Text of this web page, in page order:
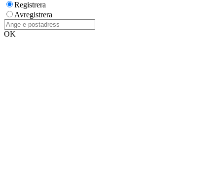
Registrera
Avregistrera
OK